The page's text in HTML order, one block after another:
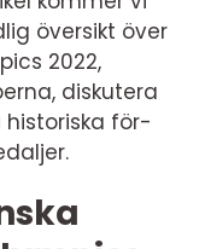
översikt över
2022,
diskutera
historiska för-